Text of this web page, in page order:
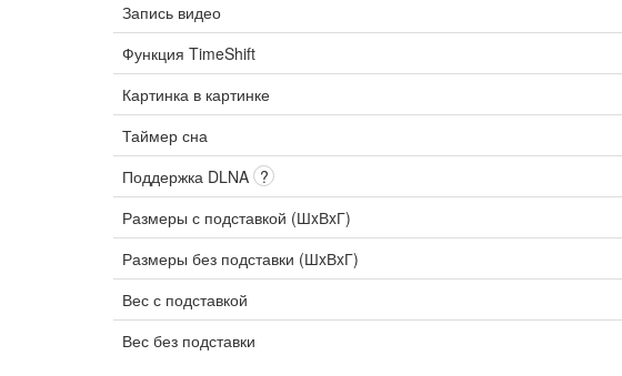
Запись видео
Функция TimeShift
Картинка в картинке
Таймер сна
Поддержка DLNA ?
Размеры с подставкой (ШxВxГ)
Размеры без подставки (ШxВxГ)
Вес с подставкой
Вес без подставки